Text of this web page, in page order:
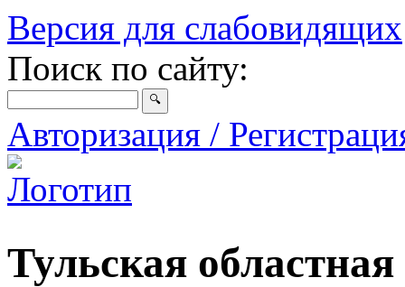
Версия для слабовидящих
Поиск по сайту:
Авторизация /
Тульская